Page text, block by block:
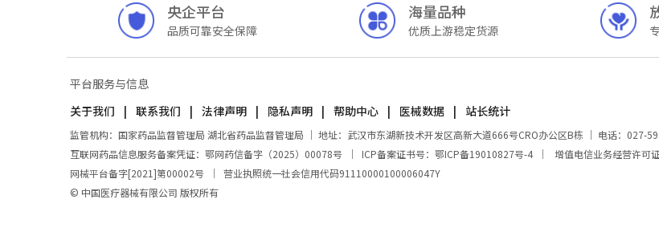
央企平台
品质可靠安全保障
海量品种
优质上游稳定货源
平台服务与信息
关于我们
联系我们 法律声明 隐私声明 帮助中心 医械数据 站长统计
监管机构：国家药品监督管理局 湖北省药品监督管理局 ｜ 地址：武汉市东湖新技术开发区高新大道666号CRO办公区B栋 ｜ 电话：027-
互联网药品信息服务备案凭证：鄂网药信备字（2025）00078号
｜ ICP备案证书号：鄂ICP备19010827号-4 ｜ 增值电信业务经营许可
网械平台备字[2021]第00002号
｜ 营业执照统一社会信用代码91110000100006047Y
© 中国医疗器械有限公司 版权所有